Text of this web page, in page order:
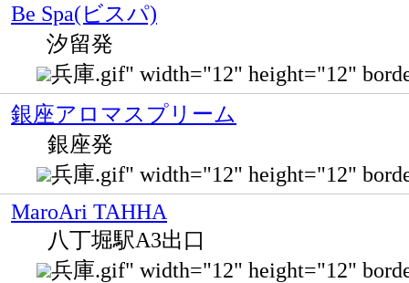
Be Spa(ビスパ)
汐留発
兵庫.gif" width="12" height="12"
銀座アロマスプリーム
銀座発
兵庫.gif" width="12" height="12"
MaroAri TAHHA
八丁堀駅A3出口
兵庫.gif" width="12" height="12"